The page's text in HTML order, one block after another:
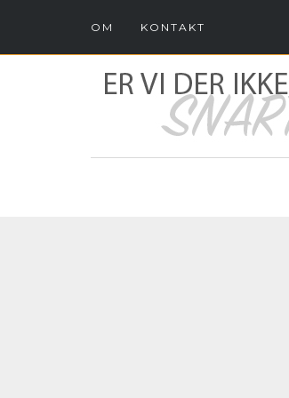
OM KONTAKT